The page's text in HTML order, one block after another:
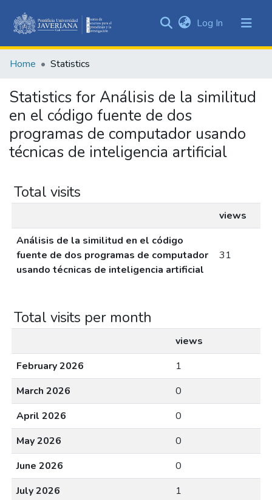
&
All of DSpace
Log In (current)
Home Statistics
Statistics for Análisis de la similitud
en el código fuente de dos
programas de computador usando
técnicas de inteligencia artificial
Total visits
views
Análisis de la similitud en el código
fuente de dos programas de computador
usando técnicas de inteligencia artificial
31
Total visits per month
views
February 2026
1
March 2026
0
April 2026
0
May 2026
0
June 2026
0
July 2026
1